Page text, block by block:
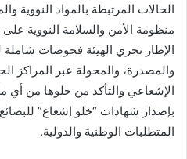
الحالات المرتبطة بالمواد النووية
منظومة الأمن والسلامة النووية
الإطار تجري الهيئة فحوصات شاملة
والمصدرة، والمحولة عبر المراكز
الإشعاعي والتأكد من خلوها من أي
بإصدار شهادات “خلو إشعاع”
المتطلبات الوطنية والدولية.